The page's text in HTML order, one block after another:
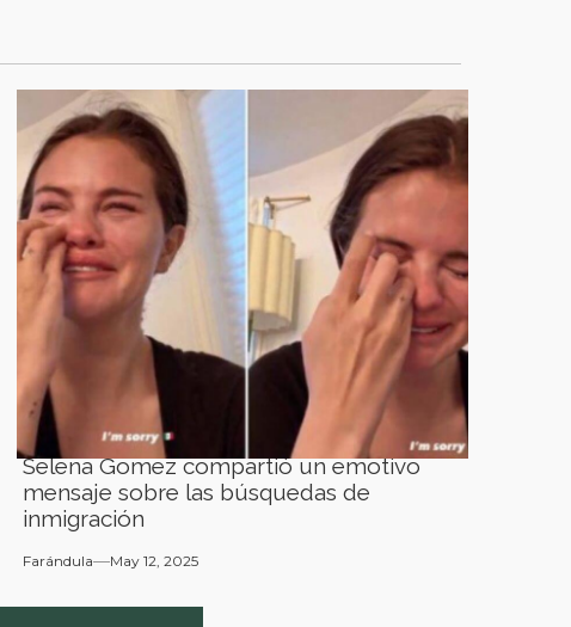
Selena Gomez compartió un emotivo
mensaje sobre las búsquedas de
inmigración
Farándula May 12, 2025